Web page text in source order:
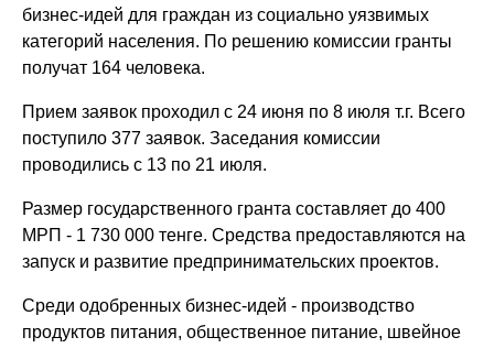
бизнес-идей для граждан из социально уязвимых
категорий населения. По решению комиссии гранты
получат 164 человека.
Прием заявок проходил с 24 июня по 8 июля т.г. Всего
поступило 377 заявок. Заседания комиссии
проводились с 13 по 21 июля.
Размер государственного гранта составляет до 400
МРП - 1 730 000 тенге. Средства предоставляются на
запуск и развитие предпринимательских проектов.
Среди одобренных бизнес-идей - производство
продуктов питания, общественное питание, швейное